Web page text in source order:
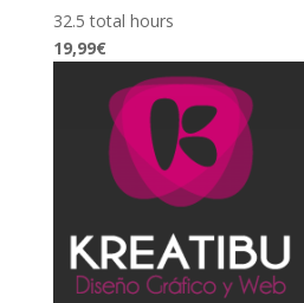
32.5 total hours
19,99€